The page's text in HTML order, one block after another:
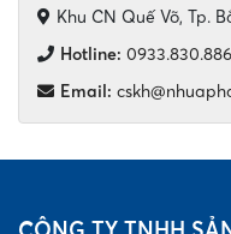
Khu CN Quế Võ, Tp.
Hotline: 0933.830.886
Email: